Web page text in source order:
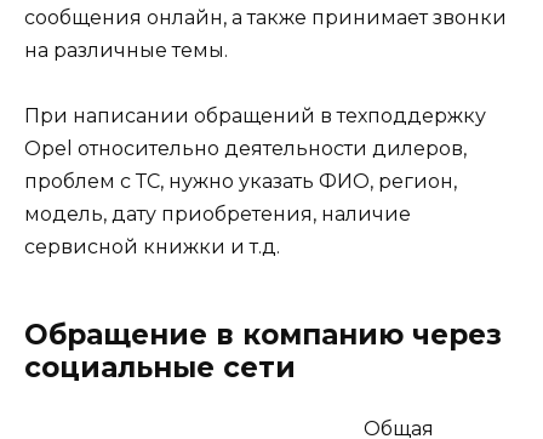
сообщения онлайн, а также принимает звонки
на различные темы.
При написании обращений в техподдержку
Opel относительно деятельности дилеров,
проблем с ТС, нужно указать ФИО, регион,
модель, дату приобретения, наличие
сервисной книжки и т.д.
Обращение в компанию через
социальные сети
Общая